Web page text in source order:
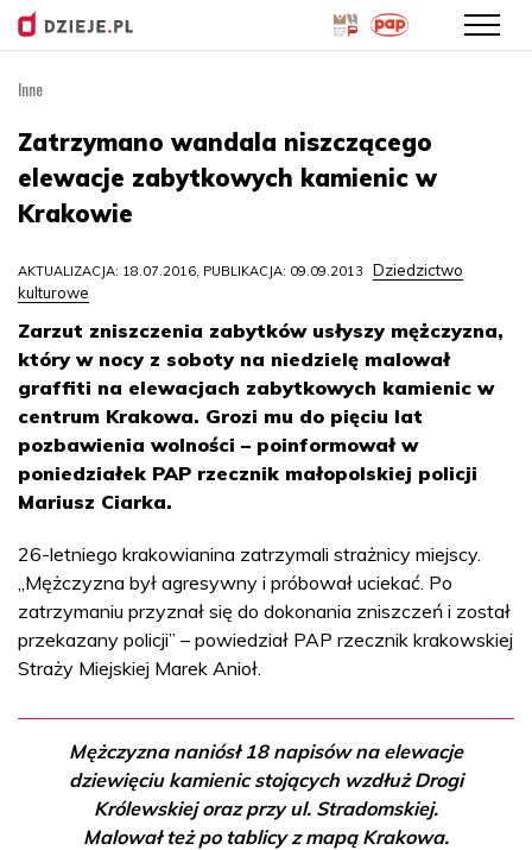
treści
Inne
Zatrzymano wandala niszczącego
elewacje zabytkowych kamienic w
Krakowie
AKTUALIZACJA: 18.07.2016, PUBLIKACJA: 09.09.2013
Dziedzictwo
kulturowe
Zarzut zniszczenia zabytków usłyszy mężczyzna,
który w nocy z soboty na niedzielę malował
graffiti na elewacjach zabytkowych kamienic w
centrum Krakowa. Grozi mu do pięciu lat
pozbawienia wolności – poinformował w
poniedziałek PAP rzecznik małopolskiej policji
Mariusz Ciarka.
26-letniego krakowianina zatrzymali strażnicy miejscy.
„Mężczyzna był agresywny i próbował uciekać. Po
zatrzymaniu przyznał się do dokonania zniszczeń i został
przekazany policji” – powiedział PAP rzecznik krakowskiej
Straży Miejskiej Marek Anioł.
Mężczyzna naniósł 18 napisów na elewacje
dziewięciu kamienic stojących wzdłuż Drogi
Królewskiej oraz przy ul. Stradomskiej.
Malował też po tablicy z mapą Krakowa.